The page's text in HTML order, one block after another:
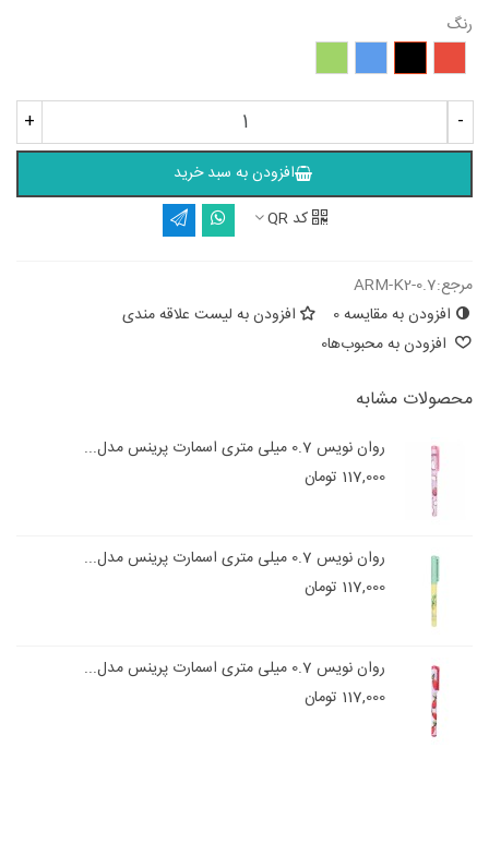
رنگ
-
+
افزودن به سبد خرید
کد QR
مرجع:ARM-K2-0.7
افزودن به مقایسه0
افزودن به لیست علاقه مندی
افزودن به محبوب‌ها0
محصولات مشابه
روان نویس 0.7 میلی متری اسمارت پرینس مدل...
117,000 تومان
روان نویس 0.7 میلی متری اسمارت پرینس مدل...
117,000 تومان
روان نویس 0.7 میلی متری اسمارت پرینس مدل...
117,000 تومان